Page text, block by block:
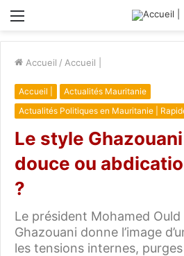
Menu
Accueil / Accueil |
Accueil |
Actualités Mauritanie
Actualités Politiques en Mauritanie |
Le style
douce ou
?
Le président Mohamed Ould
Ghazouani donne l’image
les tensions internes,